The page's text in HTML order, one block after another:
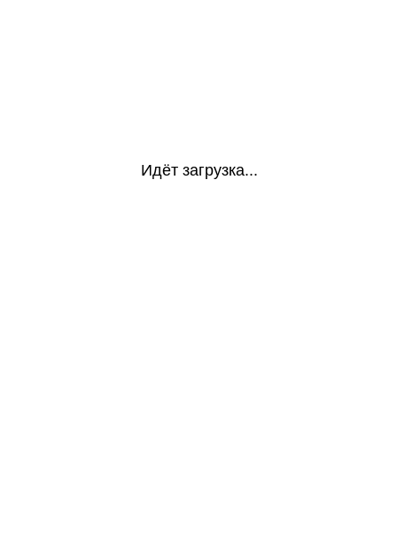
Идёт загрузка...